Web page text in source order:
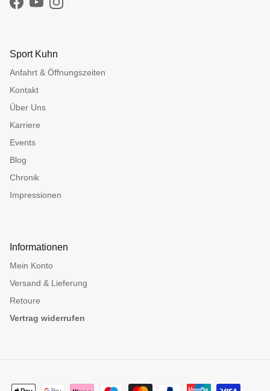
Facebook
YouTubeInstagram
Sport Kuhn
Anfahrt & Öffnungszeiten
Kontakt
Über Uns
Karriere
Events
Blog
Chronik
Impressionen
Informationen
Mein Konto
Versand & Lieferung
Retoure
Vertrag widerrufen